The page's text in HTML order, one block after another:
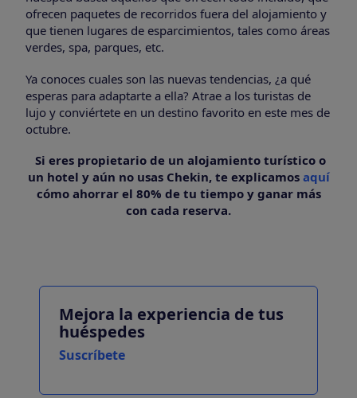
ofrecen paquetes de recorridos fuera del alojamiento y
que tienen lugares de esparcimientos, tales como áreas
verdes, spa, parques, etc.
Ya conoces cuales son las nuevas tendencias, ¿a qué
esperas para adaptarte a ella? Atrae a los turistas de
lujo y conviértete en un destino favorito en este mes de
octubre.
Si eres propietario de un alojamiento turístico o
un hotel y aún no usas Chekin, te explicamos aquí
cómo ahorrar el 80% de tu tiempo y ganar más
con cada reserva.
Mejora la experiencia de tus
huéspedes
Suscríbete